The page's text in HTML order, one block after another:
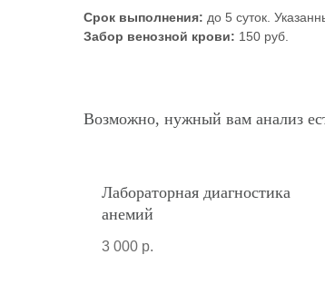
Срок выполнения: до 5 суток.
Забор венозной крови: 150 руб.
Возможно, нужный вам анализ
Лабораторная диагностика
анемий
3 000 р.